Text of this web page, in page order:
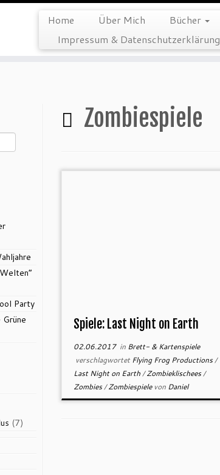
Home Über Mich Bücher
Impressum & Datenschutzerklärung
Party
(7)
Zombiespiele
Spiele: Last Night on Earth
02.06.2017in Brett- & Kartenspiele
verschlagwortetFlying Frog Productions/
Last Night on Earth/Zombieklischees/
Zombies/Zombiespiele von Daniel